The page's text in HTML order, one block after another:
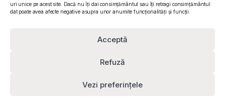
uri unice pe acest site. Dacă nu îți dai consimțământul sau îți retragi consimțământul
dat poate avea afecte negative asupra unor anumite funcționalități și funcții.
Acceptă
Refuză
Vezi preferințele